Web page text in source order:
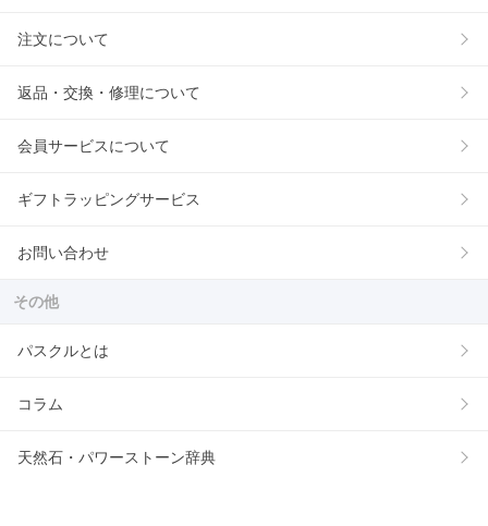
注文について
返品・交換・修理について
会員サービスについて
ギフトラッピングサービス
お問い合わせ
その他
パスクルとは
コラム
天然石・パワーストーン辞典